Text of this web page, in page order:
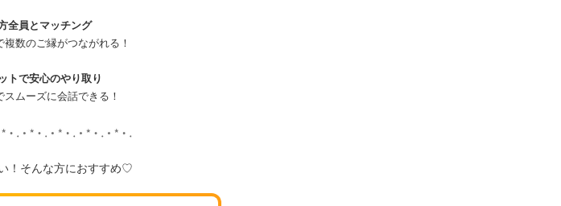
全員とマッチング
数のご縁がつながれる！
トで安心のやり取り
ムーズに会話できる！
！そんな方におすすめ♡